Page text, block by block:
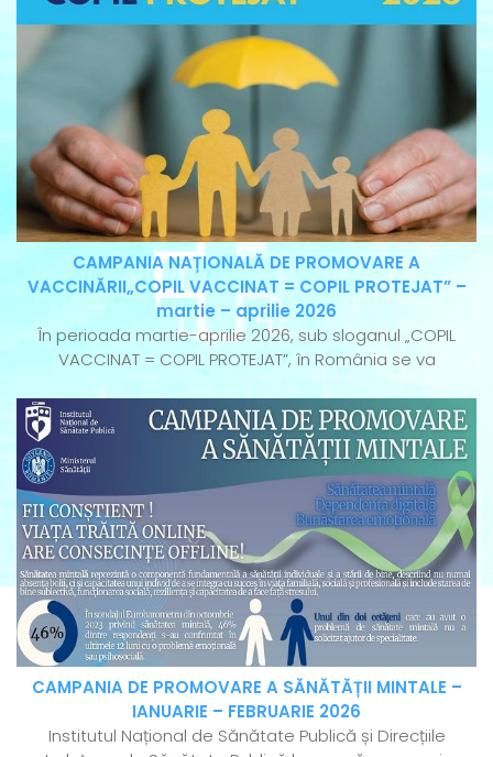
CAMPANIA NAȚIONALĂ DE PROMOVARE A
VACCINĂRII„COPIL VACCINAT = COPIL PROTEJAT” –
martie – aprilie 2026
În perioada martie-aprilie 2026, sub sloganul „COPIL
VACCINAT = COPIL PROTEJAT”, în România se va
CAMPANIA DE PROMOVARE A SĂNĂTĂȚII MINTALE –
IANUARIE – FEBRUARIE 2026
Institutul Național de Sănătate Publică și Direcțiile